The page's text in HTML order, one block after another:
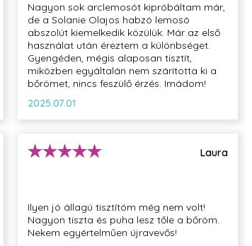
Nagyon sok arclemosót kipróbáltam már,
de a Solanie Olajos habzó lemosó
abszolút kiemelkedik közülük. Már az első
használat után éreztem a különbséget.
Gyengéden, mégis alaposan tisztít,
miközben egyáltalán nem szárította ki a
bőrömet, nincs feszülő érzés. Imádom!
2025.07.01
Laura
Ilyen jó állagú tisztítóm még nem volt!
Nagyon tiszta és puha lesz tőle a bőröm.
Nekem egyértelműen újravevős!